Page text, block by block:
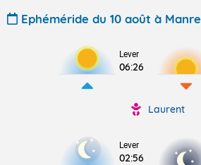
Ephéméride du 10 août à Manre
Lever
06:26
Laurent
Lever
02:56